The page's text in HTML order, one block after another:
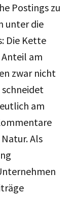
Postings zu
unter die
Die Kette
am
zwar nicht
am
Als